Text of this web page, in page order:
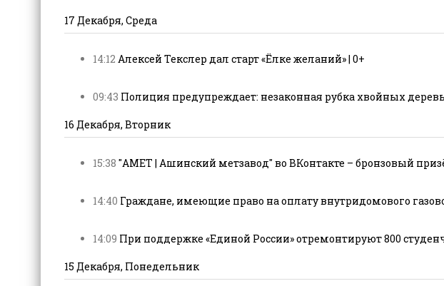
17 Декабря, Среда
14:12 Алексей Текслер дал старт «Ёлке желаний» | 0+
09:43 Полиция предупреждает: незаконная рубка хвойных
16 Декабря, Вторник
15:38 "АМЕТ | Ашинский метзавод" во ВКонтакте – бронзовый
14:40 Граждане, имеющие право на оплату внутридомового
14:09 При поддержке «Единой России» отремонтируют 800
15 Декабря, Понедельник